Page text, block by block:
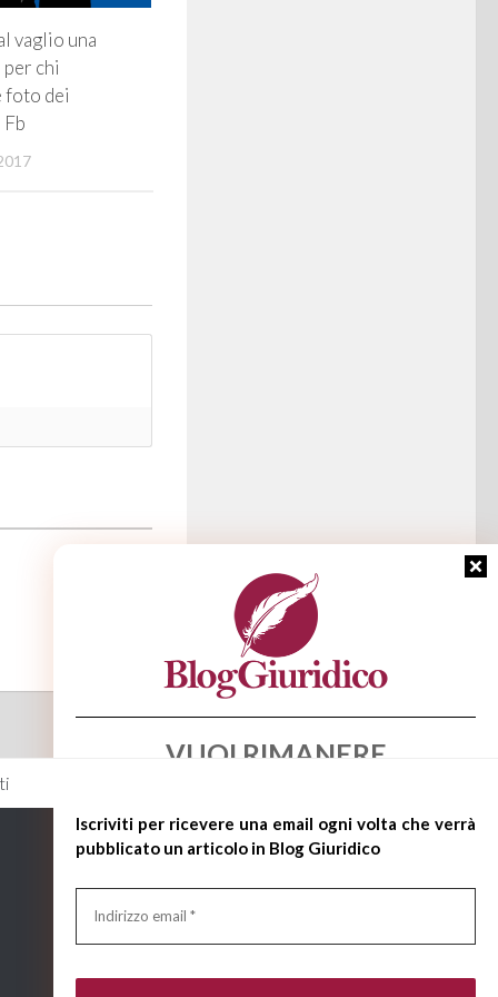
VUOI RIMANERE
Iscriviti per ricevere una email ogni volta che verrà
pubblicato un articolo in Blog Giuridico
email
*
vaglio una
chi
foto dei